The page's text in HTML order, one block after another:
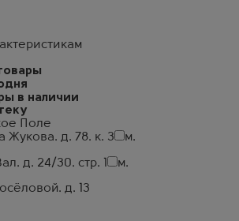
в наличии
Поле
Жукова. д. 78. к. 3
м.
д. 24/30. стр. 1
м.
д. 13